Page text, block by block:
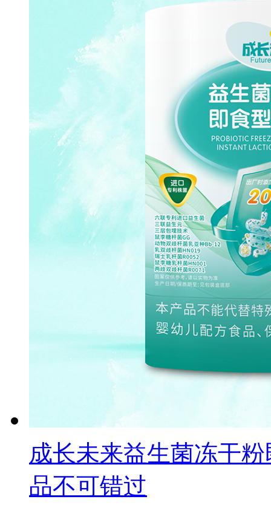
成长未来益生菌冻干
品不可错过